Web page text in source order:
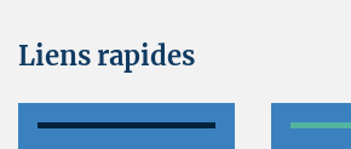
Liens rapides